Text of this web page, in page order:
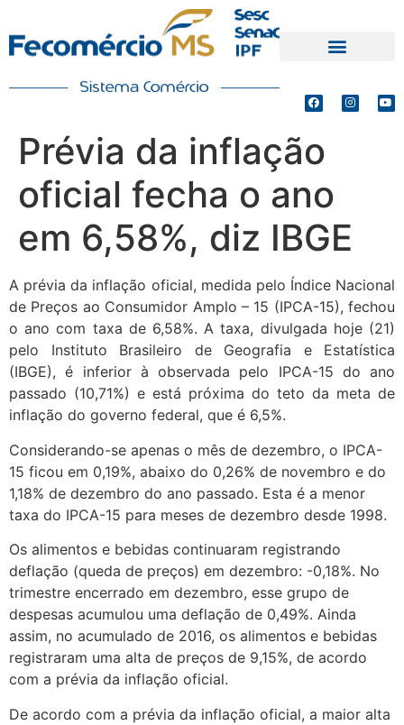
Prévia da inflação
oficial fecha o ano
em 6,58%, diz IBGE
A prévia da inflação oficial, medida pelo Índice Nacional
de Preços ao Consumidor Amplo – 15 (IPCA-15), fechou
o ano com taxa de 6,58%. A taxa, divulgada hoje (21)
pelo Instituto Brasileiro de Geografia e Estatística
(IBGE), é inferior à observada pelo IPCA-15 do ano
passado (10,71%) e está próxima do teto da meta de
inflação do governo federal, que é 6,5%.
Considerando-se apenas o mês de dezembro, o IPCA-
15 ficou em 0,19%, abaixo do 0,26% de novembro e do
1,18% de dezembro do ano passado. Esta é a menor
taxa do IPCA-15 para meses de dezembro desde 1998.
Os alimentos e bebidas continuaram registrando
deflação (queda de preços) em dezembro: -0,18%. No
trimestre encerrado em dezembro, esse grupo de
despesas acumulou uma deflação de 0,49%. Ainda
assim, no acumulado de 2016, os alimentos e bebidas
registraram uma alta de preços de 9,15%, de acordo
com a prévia da inflação oficial.
De acordo com a prévia da inflação oficial, a maior alta